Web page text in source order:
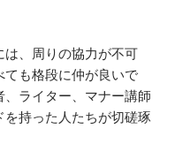
、周りの協力が不可
も格段に仲が良いで
ライター、マナー講師
持った人たちが切磋琢